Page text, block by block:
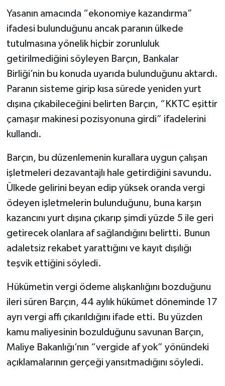
Yasanın amacında “ekonomiye kazandırma”
ifadesi bulunduğunu ancak paranın ülkede
tutulmasına yönelik hiçbir zorunluluk
getirilmediğini söyleyen Barçın, Bankalar
Birliği’nin bu konuda uyarıda bulunduğunu aktardı.
Paranın sisteme girip kısa sürede yeniden yurt
dışına çıkabileceğini belirten Barçın, “KKTC eşittir
çamaşır makinesi pozisyonuna girdi” ifadelerini
kullandı.
Barçın, bu düzenlemenin kurallara uygun çalışan
işletmeleri dezavantajlı hale getirdiğini savundu.
Ülkede gelirini beyan edip yüksek oranda vergi
ödeyen işletmelerin bulunduğunu, buna karşın
kazancını yurt dışına çıkarıp şimdi yüzde 5 ile geri
getirecek olanlara af sağlandığını belirtti. Bunun
adaletsiz rekabet yarattığını ve kayıt dışılığı
teşvik ettiğini söyledi.
Hükümetin vergi ödeme alışkanlığını bozduğunu
ileri süren Barçın, 44 aylık hükümet döneminde 17
ayrı vergi affı çıkarıldığını ifade etti. Bu yüzden
kamu maliyesinin bozulduğunu savunan Barçın,
Maliye Bakanlığı’nın “vergide af yok” yönündeki
açıklamalarının gerçeği yansıtmadığını söyledi.